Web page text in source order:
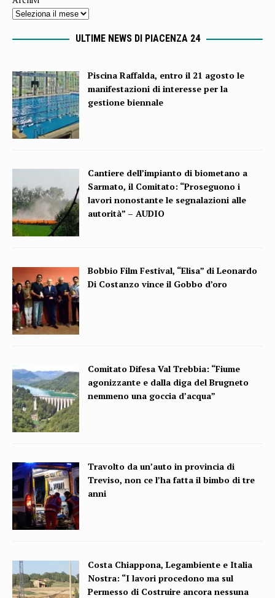
ULTIME NEWS DI PIACENZA 24
Piscina Raffalda, entro il 21 agosto le
manifestazioni di interesse per la
gestione biennale
Cantiere dell’impianto di biometano a
Sarmato, il Comitato: “Proseguono i
lavori nonostante le segnalazioni alle
autorità” – AUDIO
Bobbio Film Festival, “Elisa” di Leonardo
Di Costanzo vince il Gobbo d’oro
Comitato Difesa Val Trebbia: “Fiume
agonizzante e dalla diga del Brugneto
nemmeno una goccia d’acqua”
Travolto da un’auto in provincia di
Treviso, non ce l’ha fatta il bimbo di tre
anni
Costa Chiappona, Legambiente e Italia
Nostra: “I lavori procedono ma sul
Permesso di Costruire ancora nessuna